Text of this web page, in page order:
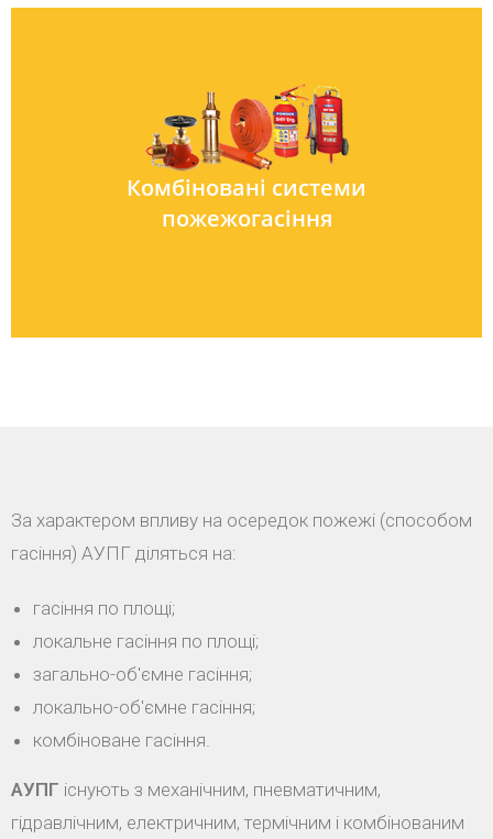
Комбіновані системи
пожежогасіння
За характером впливу на осередок пожежі (способом
гасіння) АУПГ діляться на:
гасіння по площі;
локальне гасіння по площі;
загально-об'ємне гасіння;
локально-об'ємне гасіння;
комбіноване гасіння.
АУПГ існують з механічним, пневматичним,
гідравлічним, електричним, термічним і комбінованим